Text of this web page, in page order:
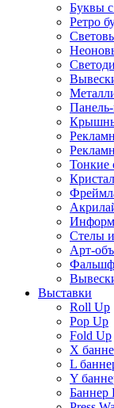
Буквы
Ретро
Тонкие
Стелы
Арт-
Выставки
Roll Up
Pop Up
Fold Up
Х
L
Y
Баннер